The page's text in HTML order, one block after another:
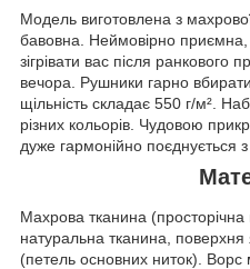
Модель виготовлена з
бавовна. Неймовірно
зігрівати вас після ранкового
вечора. Рушники гарно
щільність складає 550 г/м².
різних кольорів. Чудовою
дуже гармонійно поєднується з
Махрова тканина
натуральна тканина, поверхня
(петель основних ниток).